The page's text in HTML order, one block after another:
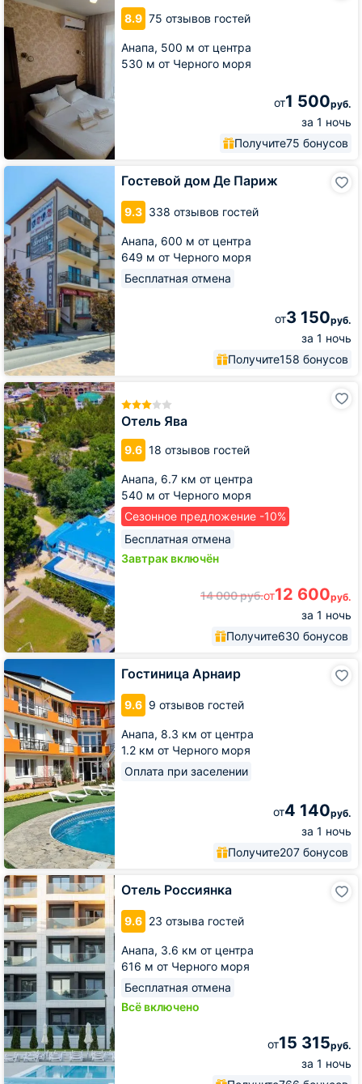
8.9 75 отзывов гостей
Анапа, 500 м от центра
530 м от Черного моря
от1 500руб.
за 1 ночь
Получите75 бонусов
Континенталь
Гостевой дом Де Париж
9.3 338 отзывов гостей
Анапа, 600 м от центра
649 м от Черного моря
Бесплатная отмена
от3 150руб.
за 1 ночь
Получите158 бонусов
Гостевой
Париж
Отель Ява
9.6 18 отзывов гостей
Анапа, 6.7 км от центра
540 м от Черного моря
Сезонное предложение -10%
Бесплатная отмена
Завтрак включён
14 000руб.от12 600руб.
за 1 ночь
Получите630 бонусов
Отель
Ява
Гостиница Арнаир
9.6 9 отзывов гостей
Анапа, 8.3 км от центра
1.2 км от Черного моря
Оплата при заселении
от4 140руб.
за 1 ночь
Получите207 бонусов
Гостиница
Арнаир
Отель Россиянка
9.6 23 отзыва гостей
Анапа, 3.6 км от центра
616 м от Черного моря
Бесплатная отмена
Всё включено
от15 315руб.
за 1 ночь
Отель
Россиянка